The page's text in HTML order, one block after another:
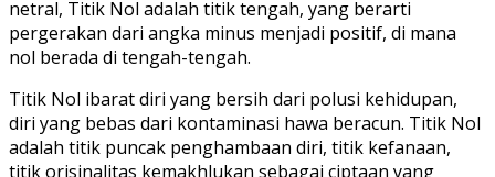
netral, Titik Nol adalah titik tengah, yang berarti
pergerakan dari angka minus menjadi positif, di mana
nol berada di tengah-tengah.
Titik Nol ibarat diri yang bersih dari polusi kehidupan,
diri yang bebas dari kontaminasi hawa beracun. Titik Nol
adalah titik puncak penghambaan diri, titik kefanaan,
titik orisinalitas kemakhlukan sebagai ciptaan yang